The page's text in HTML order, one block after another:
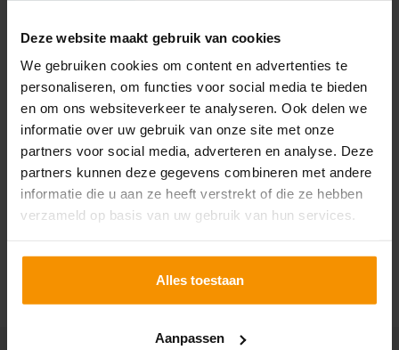
Deze website maakt gebruik van cookies
We gebruiken cookies om content en advertenties te
personaliseren, om functies voor social media te bieden
en om ons websiteverkeer te analyseren. Ook delen we
informatie over uw gebruik van onze site met onze
partners voor social media, adverteren en analyse. Deze
partners kunnen deze gegevens combineren met andere
informatie die u aan ze heeft verstrekt of die ze hebben
verzameld op basis van uw gebruik van hun services.
Alles toestaan
Aanpassen
Suzanne Kroes